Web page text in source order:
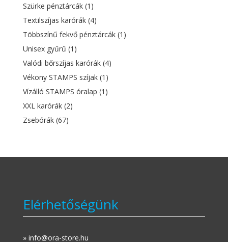
Szürke pénztárcák (1)
Textilszíjas karórák (4)
Többszínű fekvő pénztárcák (1)
Unisex gyűrű (1)
Valódi bőrszíjas karórák (4)
Vékony STAMPS szíjak (1)
Vízálló STAMPS óralap (1)
XXL karórák (2)
Zsebórák (67)
Elérhetőségünk
» info@ora-store.hu